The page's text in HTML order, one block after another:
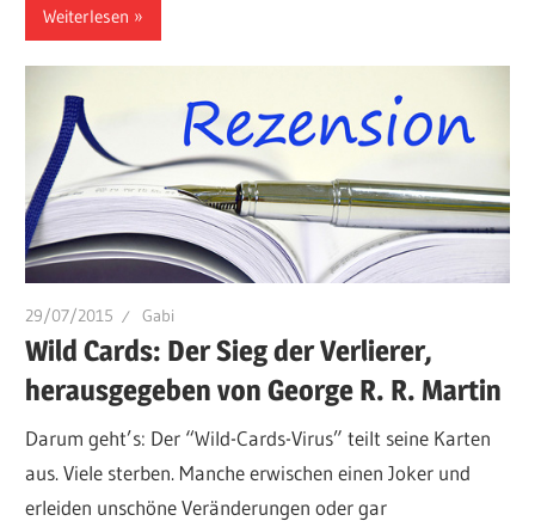
Weiterlesen
29/07/2015 Gabi
Wild Cards: Der Sieg der Verlierer,
herausgegeben von George R. R. Martin
Darum geht’s: Der “Wild-Cards-Virus” teilt seine Karten
aus. Viele sterben. Manche erwischen einen Joker und
erleiden unschöne Veränderungen oder gar